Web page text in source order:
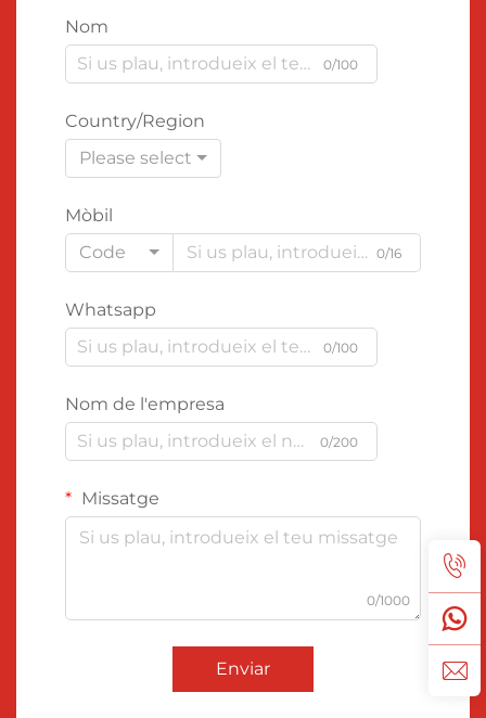
Nom
0/100
Country/Region
Please select
Mòbil
Code
0/16
Whatsapp
0/100
Nom de l'empresa
0/200
Missatge
0/1000
Enviar